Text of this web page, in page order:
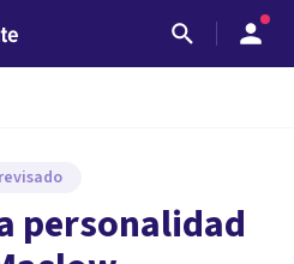
personalidad